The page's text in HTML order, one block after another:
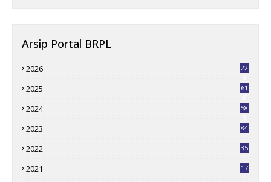
Arsip Portal BRPL
2026
22
2025
61
2024
58
2023 84
2022 35
2021 17